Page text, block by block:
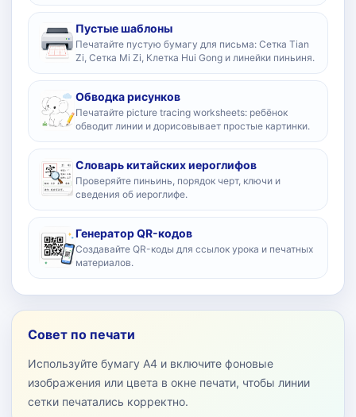
Пустые шаблоны
Печатайте пустую бумагу для письма: Сетка Tian
Zi, Сетка Mi Zi, Клетка Hui Gong и линейки пиньиня.
Обводка рисунков
Печатайте picture tracing worksheets: ребёнок
обводит линии и дорисовывает простые картинки.
Словарь китайских иероглифов
Проверяйте пиньинь, порядок черт, ключи и
сведения об иероглифе.
Генератор QR-кодов
Создавайте QR-коды для ссылок урока и печатных
материалов.
Совет по печати
Используйте бумагу A4 и включите фоновые
изображения или цвета в окне печати, чтобы линии
сетки печатались корректно.